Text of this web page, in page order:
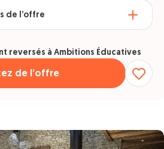
de l’offre
de l’offre
reversés à Ambitions Éducatives